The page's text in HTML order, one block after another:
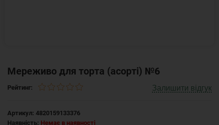
Мереживо для торта (асорті) №6
Рейтинг: Залишити відгук
Артикул: 4820159133376
Наявність: Немає в наявності